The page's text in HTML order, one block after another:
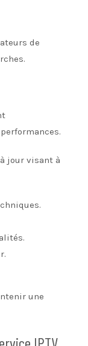
de
jour visant à
une